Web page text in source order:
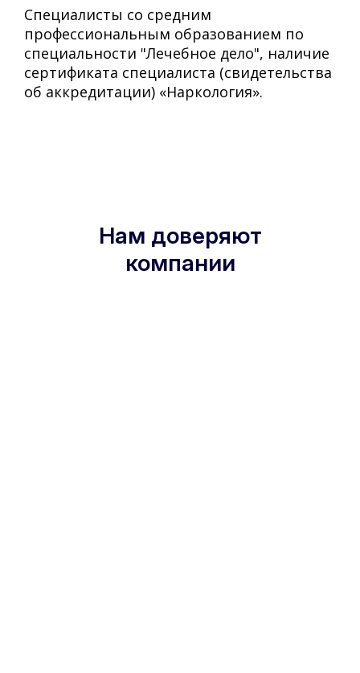
Специалисты со средним
профессиональным образованием по
специальности "Лечебное дело", наличие
сертификата специалиста (свидетельства
об аккредитации) «Наркология».
Нам доверяют
компании